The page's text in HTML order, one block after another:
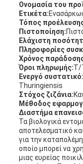
Ονομασία του
Ετικέτα:
Τόπος
Πιστοποίηση:
Ελάχιστη
Πληροφορίες
Χρόνος
Όροι πληρωμής:T/
Ενεργό συστατικό:
Thuringiensis
Στόχος ζιζάνια:
Μέθοδος
Διαστήμα
Τα βιολογικά
αποτελεσματικό
για την
οποίο μπορεί να
μιας ευρείας